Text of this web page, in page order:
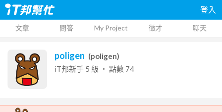
登入
文章 問答 My Project 徵才 聊天
poligen (poligen)
iT邦新手 5 級 ‧ 點數 74